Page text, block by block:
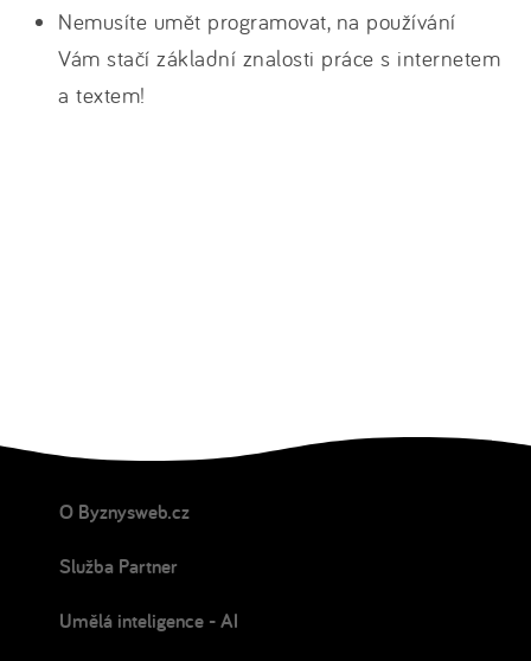
Nemusíte umět programovat, na používání
Vám stačí základní znalosti práce s internetem
a textem!
O Byznysweb.cz
Služba Partner
Umělá inteligence - AI